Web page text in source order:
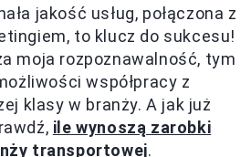
jakość usług, połączona z
to klucz do sukcesu!
moja rozpoznawalność, tym
współpracy z
klasy w branży. A jak już
ile wynoszą zarobki
transportowej.